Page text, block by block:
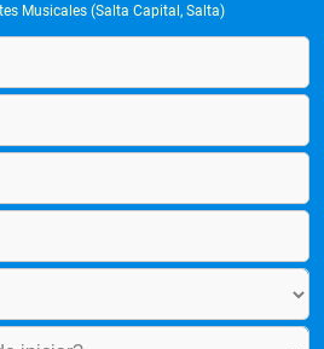
Musicales (Salta Capital, Salta)